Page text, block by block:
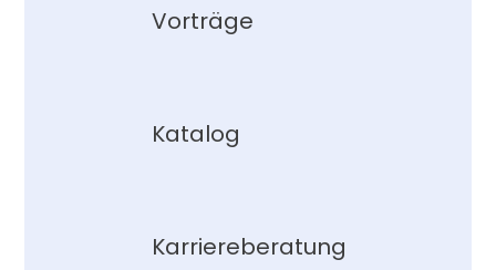
Vorträge
Katalog
Karriereberatung